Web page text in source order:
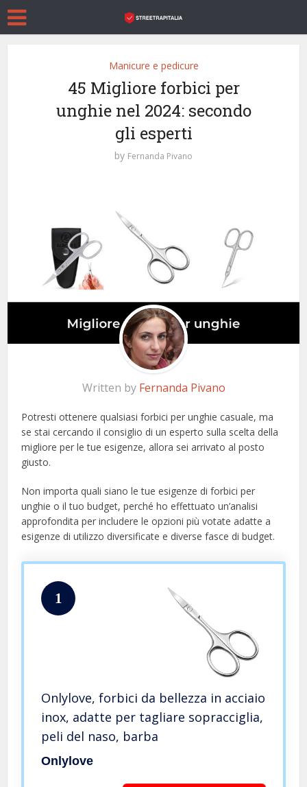
Manicure e pedicure
45 Migliore forbici per
unghie nel 2024: secondo
gli esperti
by Fernanda Pivano
Written by Fernanda Pivano
Potresti ottenere qualsiasi forbici per unghie casuale, ma
se stai cercando il consiglio di un esperto sulla scelta della
migliore per le tue esigenze, allora sei arrivato al posto
giusto.
Non importa quali siano le tue esigenze di forbici per
unghie o il tuo budget, perché ho effettuato un’analisi
approfondita per includere le opzioni più votate adatte a
esigenze di utilizzo diversificate e diverse fasce di budget.
1
Onlylove, forbici da bellezza in acciaio
inox, adatte per tagliare sopracciglia,
peli del naso, barba
Onlylove